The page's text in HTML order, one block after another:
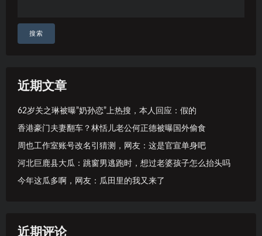
搜索
近期文章
62岁关之琳被曝”奶孙恋”上热搜，本人回应：假的
香港豪门夫妻翻车？林恬儿老公何正德被曝国外偷食
周也工作室账号改名引猜测，网友：这是官宣单身吧
河北巨鹿县大瓜：跳窗男逃跑时，想过老婆孩子怎么抬头吗
今年这瓜多啊，网友：瓜田里的我又来了
近期评论